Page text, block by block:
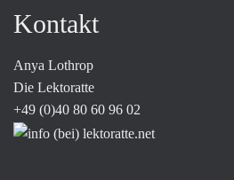
Kontakt
Anya Lothrop
Die Lektoratte
+49 (0)40 80 60 96 02